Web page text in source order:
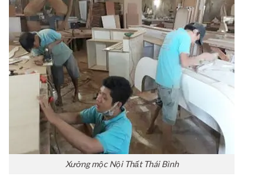
Xưởng mộc Nội Thất Thái Bình